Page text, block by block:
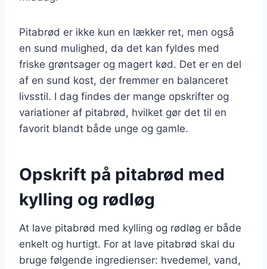
Pitabrød er ikke kun en lækker ret, men også
en sund mulighed, da det kan fyldes med
friske grøntsager og magert kød. Det er en del
af en sund kost, der fremmer en balanceret
livsstil. I dag findes der mange opskrifter og
variationer af pitabrød, hvilket gør det til en
favorit blandt både unge og gamle.
Opskrift på pitabrød med
kylling og rødløg
At lave pitabrød med kylling og rødløg er både
enkelt og hurtigt. For at lave pitabrød skal du
bruge følgende ingredienser: hvedemel, vand,